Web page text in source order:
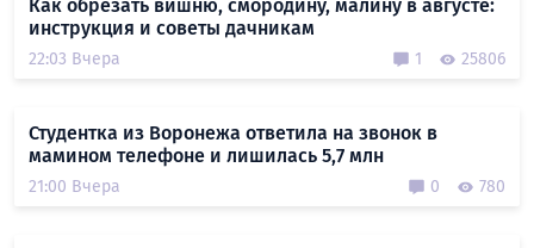
Как обрезать вишню, смородину, малину в августе:
инструкция и советы дачникам
22:03 Вчера 1 25806
Студентка из Воронежа ответила на звонок в
мамином телефоне и лишилась 5,7 млн
21:00 Вчера 0 780